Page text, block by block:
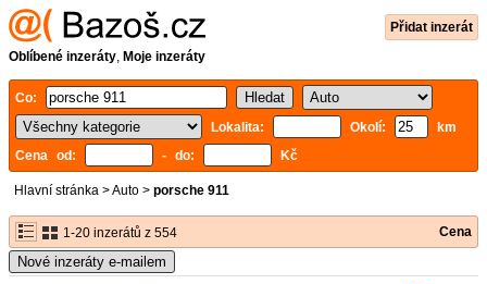
Přidat inzerát
Oblíbené inzeráty, Moje inzeráty
Co:
Lokalita:
Okolí:
km
Cena od:
- do: Kč
Hlavní stránka >Auto > porsche 911
1-20 inzerátů z 554 Cena
Nové inzeráty e-mailem